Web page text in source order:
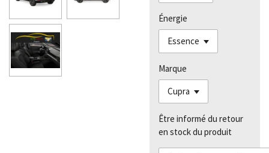
Énergie
Marque
Être informé du retour
en stock du produit